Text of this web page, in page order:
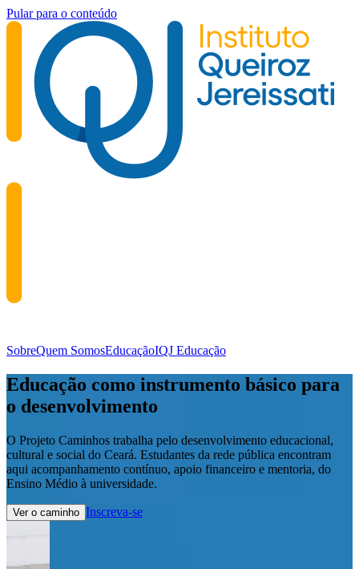
Pular para o conteúdo
SobreQuem SomosEducaçãoIQJ Educação
Educação como instrumento básico para
o desenvolvimento
O Projeto Caminhos trabalha pelo desenvolvimento educacional,
cultural e social do Ceará. Estudantes da rede pública encontram
aqui acompanhamento contínuo, apoio financeiro e mentoria, do
Ensino Médio à universidade.
Ver o caminho Inscreva-se